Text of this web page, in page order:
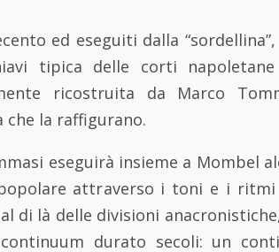
ed eseguiti dalla “sordellina”,
tipica delle corti
ricostruita da Marco
che la raffigurano.
eseguirà insieme a Mombel
attraverso i toni e i ritmi
di là delle divisioni
durato secoli: un